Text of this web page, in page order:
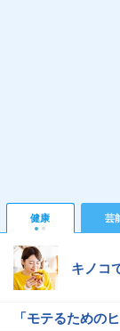
健康 芸
キノコ
「モテるための